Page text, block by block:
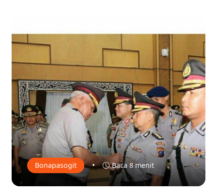
Bonapasogit • Baca 8 menit